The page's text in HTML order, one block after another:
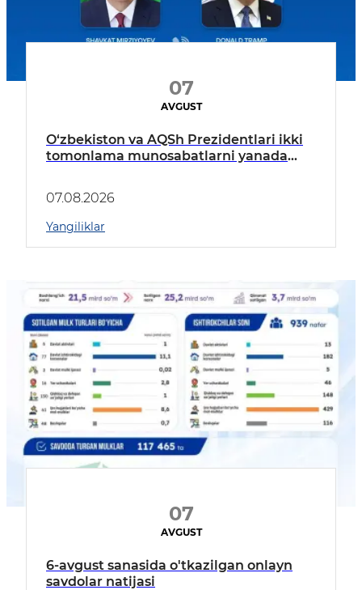
07
AVGUST
O‘zbekiston va AQSh Prezidentlari ikki
tomonlama munosabatlarni yanada
07.08.2026
Yangiliklar
07
AVGUST
6-avgust sanasida o'tkazilgan onlayn
savdolar natijasi